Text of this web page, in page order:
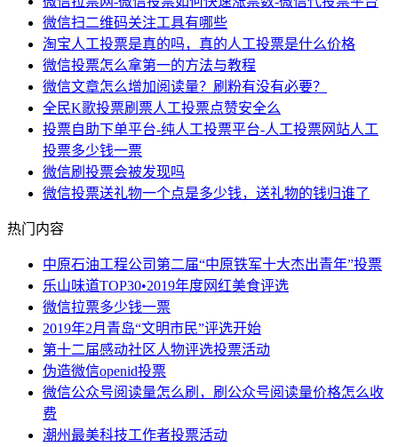
微信扫二维码关注工具有哪些
淘宝人工投票是真的吗，真的人工投票是什么价格
微信投票怎么拿第一的方法与教程
微信文章怎么增加阅读量？刷粉有没有必要？
全民K歌投票刷票人工投票点赞安全么
投票自助下单平台-纯人工投票平台-人工投票网站人工
投票多少钱一票
微信刷投票会被发现吗
微信投票送礼物一个点是多少钱，送礼物的钱归谁了
热门内容
中原石油工程公司第二届“中原铁军十大杰出青年”投票
乐山味道TOP30•2019年度网红美食评选
微信拉票多少钱一票
2019年2月青岛“文明市民”评选开始
第十二届感动社区人物评选投票活动
伪造微信openid投票
微信公众号阅读量怎么刷，刷公众号阅读量价格怎么收
费
潮州最美科技工作者投票活动